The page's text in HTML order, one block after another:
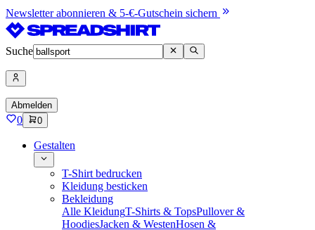
Newsletter abonnieren & 5-€-Gutschein sichern
Suche
Abmelden
0 0
Gestalten
T-Shirt bedrucken
Kleidung besticken
Bekleidung
Alle KleidungT-Shirts & TopsPullover &
HoodiesJacken & WestenHosen &